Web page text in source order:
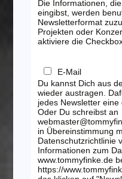
Die Informationen,
eingibst, werden
Newsletterformat
Projekten oder
aktiviere die
E-Mail
Du kannst Dich aus
wieder austragen.
jedes Newsletter
Oder Du schreibst an
in Übereinstimmung
Datenschutzrichtlinie
Informationen zum
www.tommyfinke.de
https://